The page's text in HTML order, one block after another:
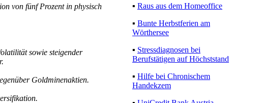
von fünf Prozent in physisch
sowie steigender
Goldminenaktien.
▪Bunte Herbstferien am
▪Stressdiagnosen bei
▪Hilfe bei Chronischem